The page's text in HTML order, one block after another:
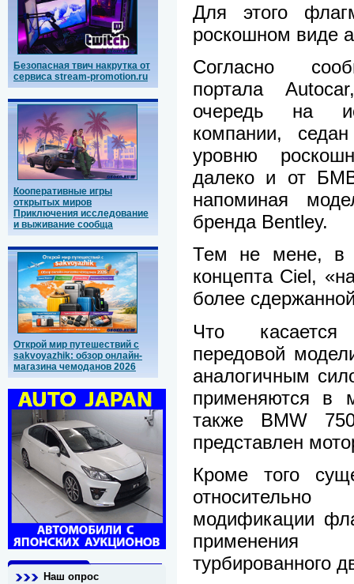
Безопасная твич накрутка от
сервиса stream-promotion.ru
Кооперативные игры
открытых миров
Приключения исследование
и выживание сообща
Открой мир путешествий с
sakvoyazhik: обзор онлайн-
магазина чемоданов 2026
Наш опрос
Для этого
роскошном виде
Согласно
портала
очередь на
компании,
уровню
далеко и от
напоминая
бренда Bentley.
Тем не мене, в
концепта Сiel,
более
Что
передовой
аналогичным
применяются в
также BMW
представлен
Кроме того
относительно
модификации
применения
турбированного